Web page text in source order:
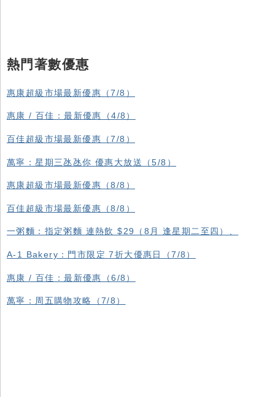
熱門著數優惠
惠康超級市場最新優惠（7/8）
惠康 / 百佳：最新優惠（4/8）
百佳超級市場最新優惠（7/8）
萬寧：星期三氹氹你 優惠大放送（5/8）
惠康超級市場最新優惠（8/8）
百佳超級市場最新優惠（8/8）
一粥麵：指定粥麵 連熱飲 $29（8月 逢星期二至四）、
A-1 Bakery：門市限定 7折大優惠日（7/8）
惠康 / 百佳：最新優惠（6/8）
萬寧：周五購物攻略（7/8）